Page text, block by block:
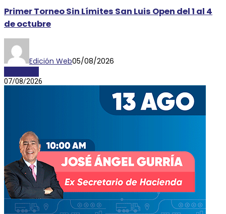
Primer Torneo Sin Límites San Luis Open del 1 al 4
de octubre
Edición Web05/08/2026
07/08/2026